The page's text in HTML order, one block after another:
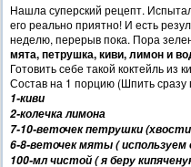
Нашла суперский рецепт.
его реально приятно! И есть
неделю, перерыв пока. Пора
мята, петрушка, киви, лимон и
Готовить себе такой коктейль из
Состав на 1 порцию (Шпить сразу
1-киви
2-колечка лимона
7-10-веточек петрушки
6-8-веточек мяты ( используем
100-мл чистой ( я беру